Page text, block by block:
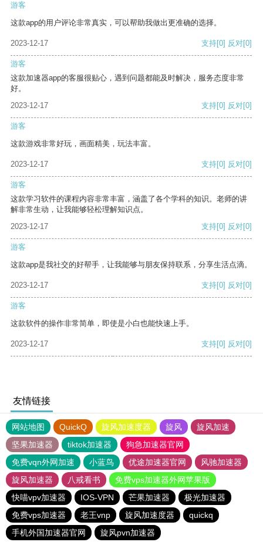
游客
这款app的用户评论非常真实，可以帮助我做出更准确的选择。
2023-12-17 支持[0] 反对[0]
游客
这款加速器app的客服很贴心，遇到问题都能及时解决，服务态度非常
好。
2023-12-17
支持[0] 反对[0]
游客
这款游戏非常好玩，画面精美，玩法丰富。
2023-12-17 支持[0] 反对[0]
游客
这款学习软件的课程内容非常丰富，涵盖了各个学科的知识。老师的讲
解非常生动，让我能够轻松理解知识点。
2023-12-17
支持[0] 反对[0]
游客
这款app是我社交的好帮手，让我能够与朋友保持联系，分享生活点滴。
2023-12-17 支持[0] 反对[0]
游客
这款软件的操作非常简单，即使是小白也能快速上手。
2023-12-17 支持[0] 反对[0]
友情链接
网站地图 QuickQ 旋风加速度器 旋风
旋风加速
坚果加速器
tiktok加速器
狗急加速器官网
免费vqn外网加速
小蓝鸟 优途加速器官网
风驰加速器
旋风加速器
八戒看书
免费vps加速器外网苹果版
快喵vpv加速器
IOS-VPN 芒果加速器
极光加速器
免费vps加速器
老王vnp 旋风加速度器
quickq
手机外国加速器官网
旋风pvn加速器